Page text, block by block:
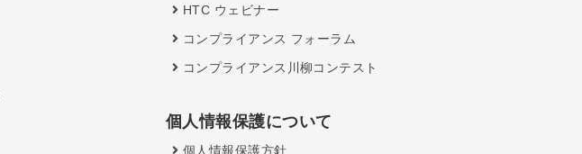
HTC ウェビナー
コンプライアンス フォーラム
コンプライアンス川柳コンテスト
個人情報保護について
個人情報保護方針